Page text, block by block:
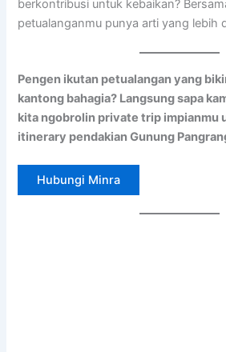
berkontribusi untuk kebaikan?
petualanganmu punya arti yang lebih
Pengen ikutan petualangan yang
kantong bahagia? Langsung sapa
kita ngobrolin private trip impianmu
itinerary pendakian Gunung
Hubungi Minra